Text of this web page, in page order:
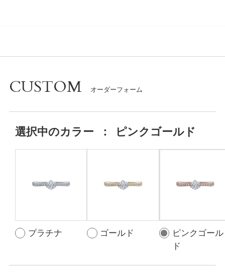
CUSTOM
選択中のカラー ： ピンクゴールド
プラチナ ゴールド
ピンクゴール
ド